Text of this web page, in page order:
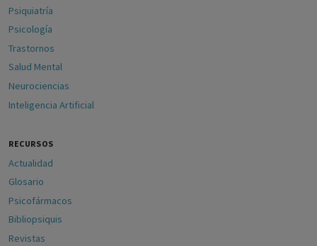
Psiquiatría
Psicología
Trastornos
Salud Mental
Neurociencias
Inteligencia Artificial
RECURSOS
Actualidad
Glosario
Psicofármacos
Bibliopsiquis
Revistas